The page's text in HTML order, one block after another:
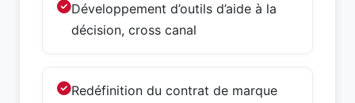
Développement d’outils d’aide à la
décision, cross canal
Redéfinition du contrat de marque